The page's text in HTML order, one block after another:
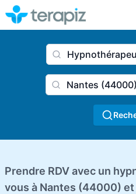
Prendre RDV avec un
vous à Nantes (44000)